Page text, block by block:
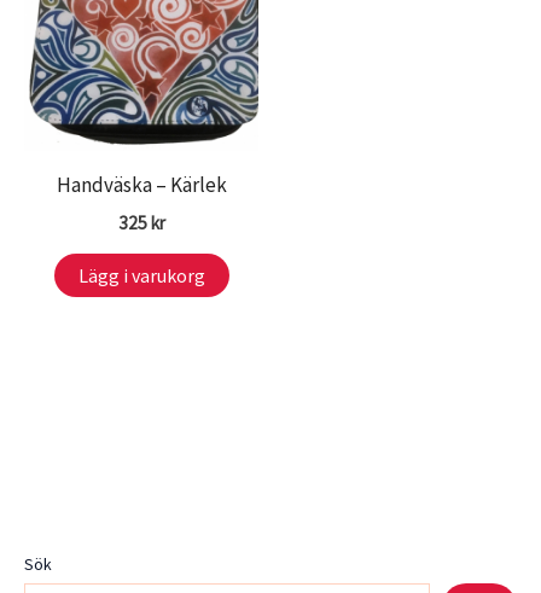
Sök
Handväska – Kärlek
325kr
Lägg i varukorg